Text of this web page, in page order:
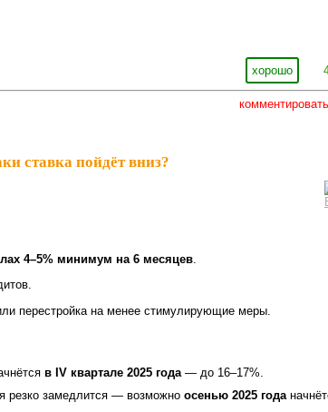
хорошо
комментировать
ставка пойдёт вниз?
4–5% минимум на 6 месяцев.
перестройка на менее стимулирующие меры.
в IV квартале 2025 года — до 16–17%.
резко замедлится — возможно осенью 2025 года